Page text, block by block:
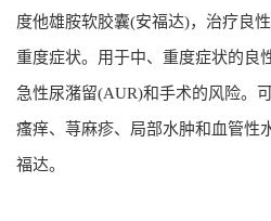
度他雄胺软胶囊(安福达)，治疗良
重度症状。用于中、重度症状的良
急性尿潴留(AUR)和手术的风险。
瘙痒、荨麻疹、局部水肿和血管性
福达。